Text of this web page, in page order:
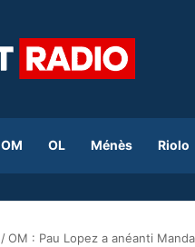
OM OL Ménès Riolo
/OM : Pau Lopez a anéanti